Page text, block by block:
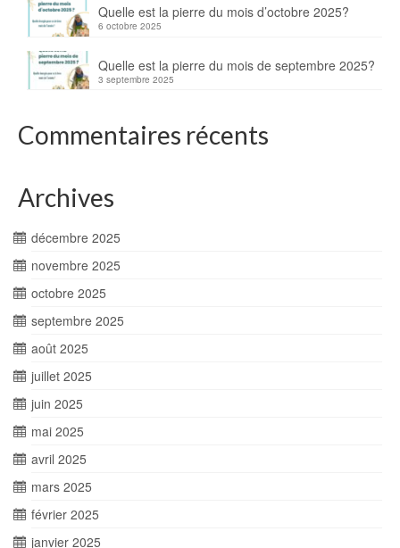
Quelle est la pierre du mois d’octobre 2025?
6 octobre 2025
Quelle est la pierre du mois de septembre 2025?
3 septembre 2025
Commentaires récents
Archives
décembre 2025
novembre 2025
octobre 2025
septembre 2025
août 2025
juillet 2025
juin 2025
mai 2025
avril 2025
mars 2025
février 2025
janvier 2025